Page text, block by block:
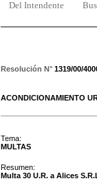
Del Intendente
Resolución N° 1319/00/
ACONDICIONAMIENTO
Tema:
MULTAS
Resumen:
Multa 30 U.R. a Alices